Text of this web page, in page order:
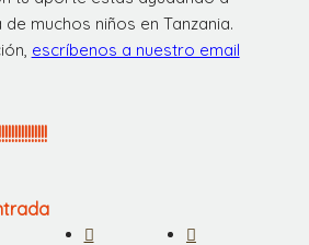
muchos niños en Tanzania.
escríbenos a nuestro email